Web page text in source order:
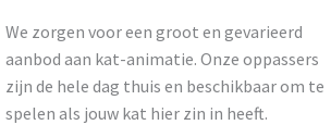
We zorgen voor een groot en gevarieerd
aanbod aan kat-animatie. Onze oppassers
zijn de hele dag thuis en beschikbaar om te
spelen als jouw kat hier zin in heeft.